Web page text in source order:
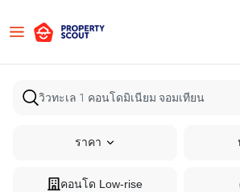
ราคา
คอนโด Low-rise